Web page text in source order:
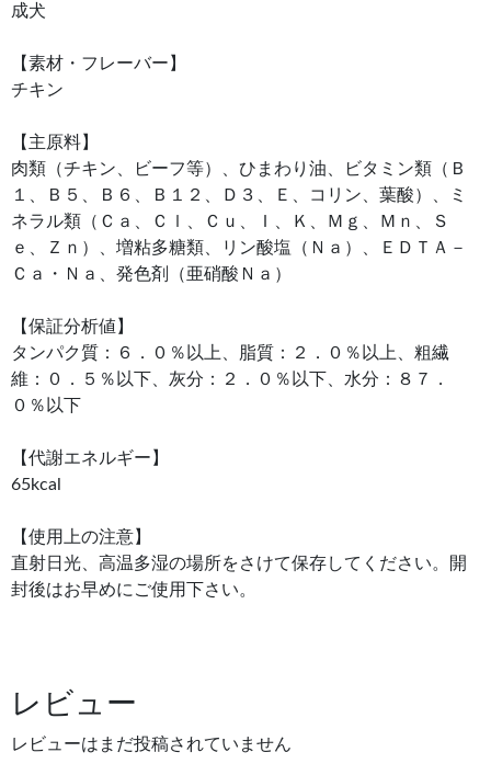
成犬
【素材・フレーバー】
チキン
【主原料】
肉類（チキン、ビーフ等）、ひまわり油、ビタミン類（Ｂ
１、Ｂ５、Ｂ６、Ｂ１２、Ｄ３、Ｅ、コリン、葉酸）、ミ
ネラル類（Ｃａ、Ｃｌ、Ｃｕ、Ｉ、Ｋ、Ｍｇ、Ｍｎ、Ｓ
ｅ、Ｚｎ）、増粘多糖類、リン酸塩（Ｎａ）、ＥＤＴＡ－
Ｃａ・Ｎａ、発色剤（亜硝酸Ｎａ）
【保証分析値】
タンパク質：６．０％以上、脂質：２．０％以上、粗繊
維：０．５％以下、灰分：２．０％以下、水分：８７．
０％以下
【代謝エネルギー】
65kcal
【使用上の注意】
直射日光、高温多湿の場所をさけて保存してください。開
封後はお早めにご使用下さい。
レビュー
レビューはまだ投稿されていません